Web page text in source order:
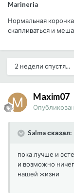
Marineria
Нормальная
скапливаться и
2 недели спустя...
Maxim07
Salma сказал:
пока лучше и
и возможно
нашей жизни